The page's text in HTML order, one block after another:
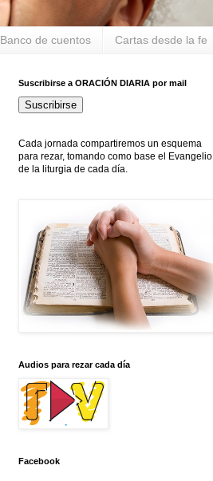
Banco de cuentos Cartas desde la fe
Suscribirse a ORACIÓN DIARIA por mail
Suscribirse
Cada jornada compartiremos un esquema
para rezar, tomando como base el Evangelio
de la liturgia de cada día.
Audios para rezar cada día
Facebook